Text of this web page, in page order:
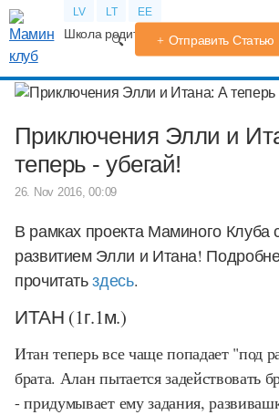
LV LT EE
Школа родителей Календарь
Отправить Статью
Приключения Элли и
теперь - убегай!
26. Nov 2016, 00:09
В рамках проекта Маминого Клуба
развитием Элли и Итана!
прочитатьздесь.
ИТАН (1г.1м.)
Итан теперь все чаще попадает "под
брата. Алан пытается задействовать
- придумывает ему задания,